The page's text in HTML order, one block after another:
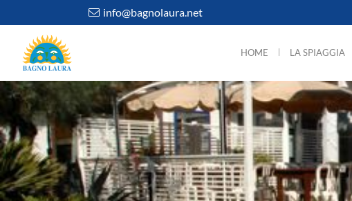
info@bagnolaura.net
HOME LA SPIAGGIA